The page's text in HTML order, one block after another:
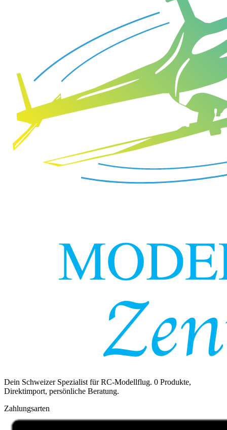
Dein Schweizer Spezialist für RC-Modellflug. 0 Produkte,
Direktimport, persönliche Beratung.
Zahlungsarten